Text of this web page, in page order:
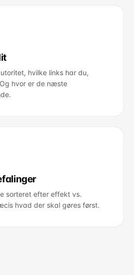
hvilke links har du,
hvor er de næste
sorteret efter effekt vs.
hvad der skal gøres først.